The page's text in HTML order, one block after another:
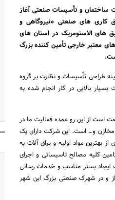
جستجو
را در زمینه تأسیسات ساختمان و تأسیسات صنعتی آغاز
های صنعتی «نیروگاهی و
پیش عایق و عایق های الاستومریک در استان‌ های
معتبر خارجی تأمین کننده بزرگ
طراحی تأسیسات و نظارت بر گروه
بالایی در کار انجام شده به
است از این رو عمده فعالیت ما در
مخازن و… است. این شرکت دارای یک
بهترین مواد اولیه و یراق آلات به
کلیه مصالح تاسیساتی و اجرای
بیمارستانیُ، اقامتی و صنعتی است. در سال ۱۳۹۷ با هدف ایجاد بستر مناسب و خدمات رسانی
و در شهرک صنعتی بزرگ این شهر